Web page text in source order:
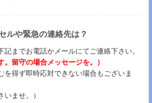
ルや緊急の連絡先は？
記までお電話かメールにてご連絡下さい。
。留守の場合メッセージを。）
を得ず即時応対できない場合もございま
いませ。）